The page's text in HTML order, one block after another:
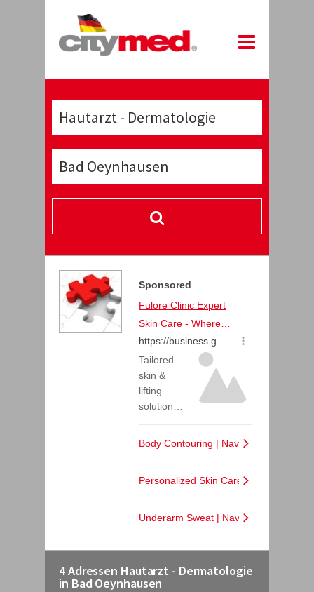
4 Adressen Hautarzt - Dermatologie
in Bad Oeynhausen